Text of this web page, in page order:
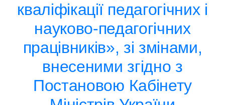
кваліфікації педагогічних і
науково-педагогічних
працівників», зі змінами,
внесеними згідно з
Постановою Кабінету